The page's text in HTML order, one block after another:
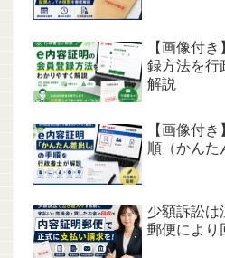
【画像付
録方法を行
解説
【画像付
順（かんた
少額訴訟は
郵便により